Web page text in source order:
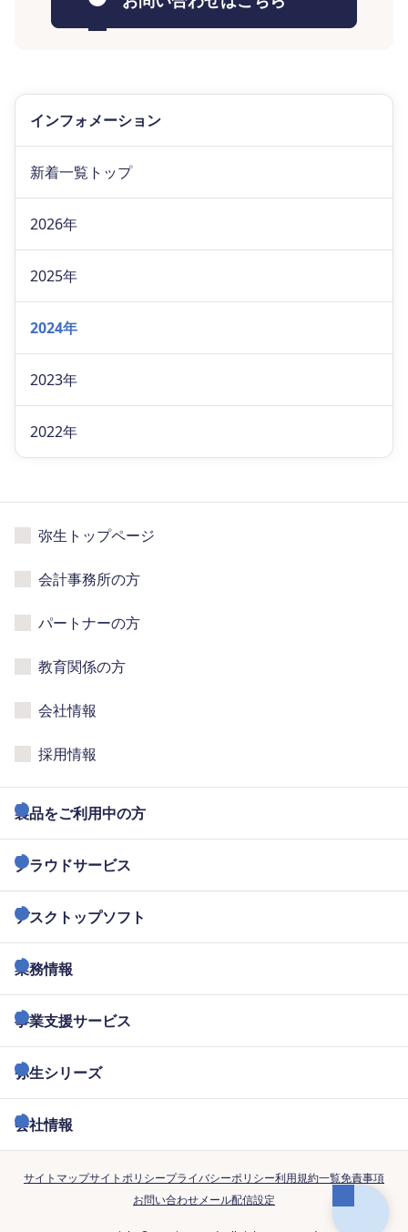
インフォメーション
新着一覧トップ
2026年
2025年
2024年
2023年
2022年
弥生トップページ
会計事務所の方
パートナーの方
教育関係の方
会社情報
採用情報
製品をご利用中の方
クラウドサービス
デスクトップソフト
業務情報
事業支援サービス
弥生シリーズ
会社情報
サイトマップサイトポリシープライバシーポリシー利用規約一覧免責事項
お問い合わせメール配信設定